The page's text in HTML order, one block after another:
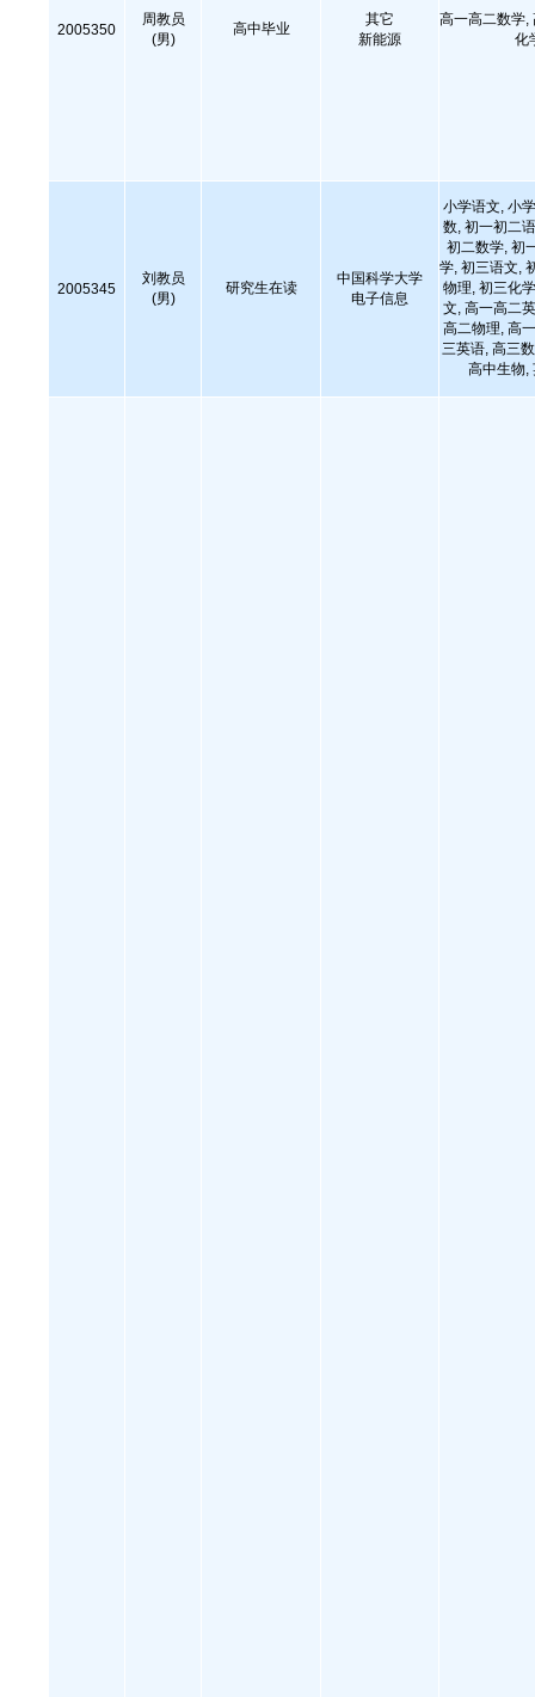
2005350
周教员
(男)
高中毕业
其它
新能源
高一高二数学,
化
2005345
刘教员
(男)
研究生在读
中国科学大学
电子信息
小学语文, 小
数, 初一初二
初二数学, 初
学, 初三语文,
物理, 初三化
文, 高一高二
高二物理, 高
三英语, 高三
高中生物,